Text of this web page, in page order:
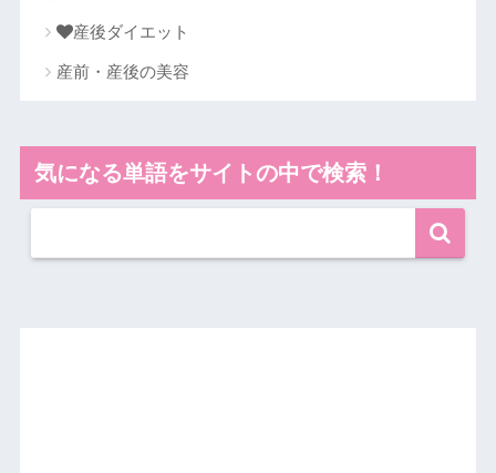
産後ダイエット
産前・産後の美容
気になる単語をサイトの中で検索！